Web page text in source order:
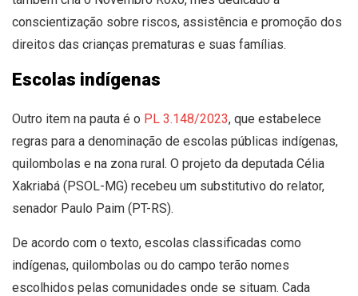
conscientização sobre riscos, assistência e promoção dos
direitos das crianças prematuras e suas famílias.
Escolas indígenas
Outro item na pauta é o PL 3.148/2023, que estabelece
regras para a denominação de escolas públicas indígenas,
quilombolas e na zona rural. O projeto da deputada Célia
Xakriabá (PSOL-MG) recebeu um substitutivo do relator,
senador Paulo Paim (PT-RS).
De acordo com o texto, escolas classificadas como
indígenas, quilombolas ou do campo terão nomes
escolhidos pelas comunidades onde se situam. Cada